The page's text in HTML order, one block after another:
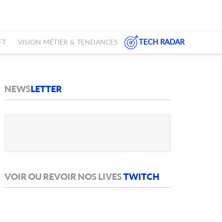
VISION MÉTIER & TENDANCES TECH RADAR
NEWSLETTER
VOIR OU REVOIR NOS LIVESTWITCH